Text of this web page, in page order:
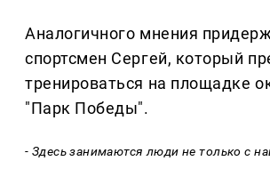
Аналогичного мнения
спортсмен Сергей, который
тренироваться на площадке
"Парк Победы".
- Здесь занимаются люди не только с